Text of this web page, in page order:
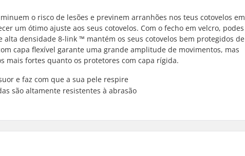
o risco de lesões e previnem arranhões nos teus cotovelos em
um ótimo ajuste aos seus cotovelos. Com o fecho em velcro, podes
densidade 8-link ™ mantém os seus cotovelos bem protegidos de
capa flexível garante uma grande amplitude de movimentos, mas
mais fortes quanto os protetores com capa rígida.
e faz com que a sua pele respire
são altamente resistentes à abrasão